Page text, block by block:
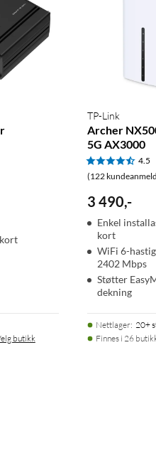
butikk
TP-Link
Archer
5G AX3000
4.5
(122
3 490,-
Enkel
kort
WiFi 6-
2402 Mbps
Støtter
dekning
Nettlager: 20+
Finnes i 26